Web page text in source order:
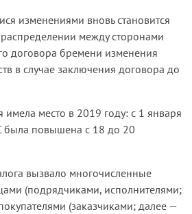
изменениями вновь становится
между сторонами
договора бремени изменения
в случае заключения договора до
имела место в 2019 году: с 1 января
была повышена с 18 до 20
вызвало многочисленные
(подрядчиками, исполнителями;
(заказчиками; далее —